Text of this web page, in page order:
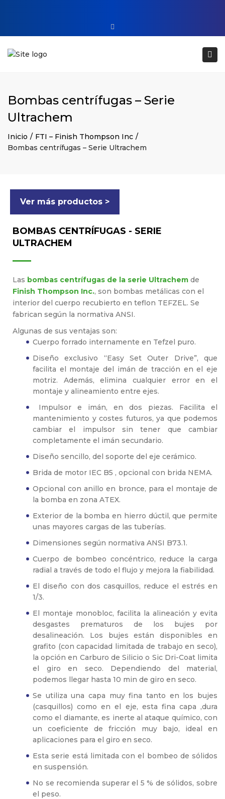
Close top bar
Bombas centrífugas – Serie
Ultrachem
Inicio
FTI – Finish Thompson Inc
Bombas centrífugas – Serie Ultrachem
Ver más productos >
BOMBAS CENTRÍFUGAS - SERIE
ULTRACHEM
Las bombas centrífugas de la serie Ultrachem de
Finish Thompson Inc., son bombas metálicas con el
interior del cuerpo recubierto en teflon TEFZEL. Se
fabrican según la normativa ANSI.
Algunas de sus ventajas son:
Cuerpo forrado internamente en Tefzel puro.
Diseño exclusivo “Easy Set Outer Drive”, que
facilita el montaje del imán de tracción en el eje
motriz. Además, elimina cualquier error en el
montaje y alineamiento entre ejes.
Impulsor e imán, en dos piezas. Facilita el
mantenimiento y costes futuros, ya que podemos
cambiar el impulsor sin tener que cambiar
completamente el imán secundario.
Diseño sencillo, del soporte del eje cerámico.
Brida de motor IEC B5 , opcional con brida NEMA.
Opcional con anillo en bronce, para el montaje de
la bomba en zona ATEX.
Exterior de la bomba en hierro dúctil, que permite
unas mayores cargas de las tuberías.
Dimensiones según normativa ANSI B73.1.
Cuerpo de bombeo concéntrico, reduce la carga
radial a través de todo el flujo y mejora la fiabilidad.
El diseño con dos casquillos, reduce el estrés en
1/3.
El montaje monobloc, facilita la alineación y evita
desgastes prematuros de los bujes por
desalineación. Los bujes están disponibles en
grafito (con capacidad limitada de trabajo en seco),
la opción en Carburo de Silicio o Sic Dri-Coat limita
el giro en seco. Dependiendo del material,
podemos llegar hasta 10 min de giro en seco.
Se utiliza una capa muy fina tanto en los bujes
(casquillos) como en el eje, esta fina capa ,dura
como el diamante, es inerte al ataque químico, con
un coeficiente de fricción muy bajo, ideal en
aplicaciones para el giro en seco.
Esta serie está limitada con el bombeo de sólidos
en suspensión.
No se recomienda superar el 5 % de sólidos, sobre
el peso.